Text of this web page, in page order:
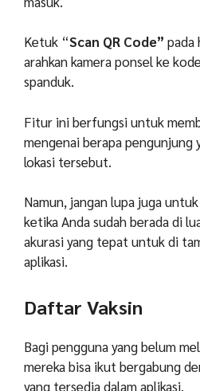
Ketuk “Scan QR Code” pada
arahkan kamera ponsel ke
spanduk.
Fitur ini berfungsi untuk
mengenai berapa pengunjung
lokasi tersebut.
Namun, jangan lupa juga
ketika Anda sudah berada di
akurasi yang tepat untuk di
aplikasi.
Daftar Vaksin
Bagi pengguna yang belum
mereka bisa ikut bergabung
yang tersedia dalam aplikasi.